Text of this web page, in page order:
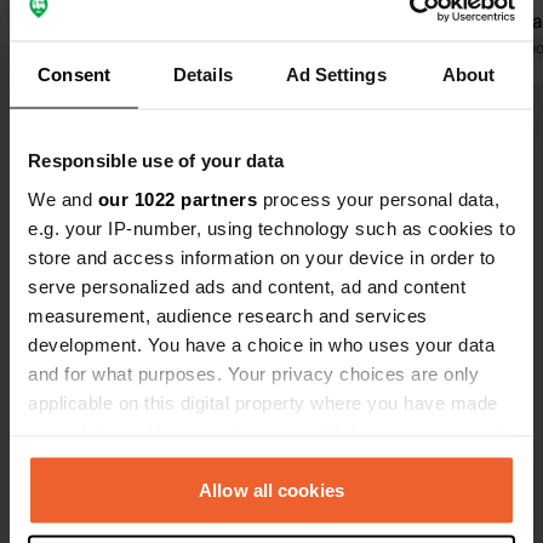
Consent Details Ad Settings About
Responsible use of your data
We and our 1022 partners process your personal data,
e.g. your IP-number, using technology such as cookies to
store and access information on your device in order to
serve personalized ads and content, ad and content
measurement, audience research and services
development. You have a choice in who uses your data
and for what purposes. Your privacy choices are only
applicable on this digital property where you have made
any time from the Cookie Declaration or by clicking on
the Privacy trigger icon.Allow all cookies
toilettes. La piscine était accessible
après une longue marche sur des
n’y sommes donc allés qu’une seule
fois. Nous n’avons pas testé le
restaurant. Un bon point de départ
pour visiter Sienne.
sanitaires
Traduit par
Es-tu déjà venu ici ?
Contact
Via Maestri del Lavoro 12